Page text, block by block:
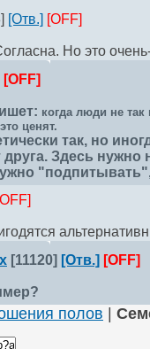
[Отв.] [OFF]
Но это
[OFF]
когда люди не
ценят.
так, но
друга. Здесь
[11120] [Отв.] [OFF]
полов